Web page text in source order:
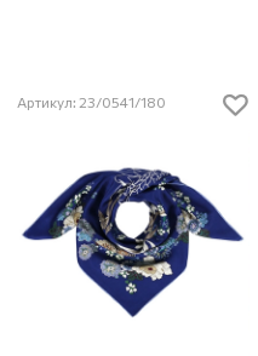
Артикул: 23/0541/180